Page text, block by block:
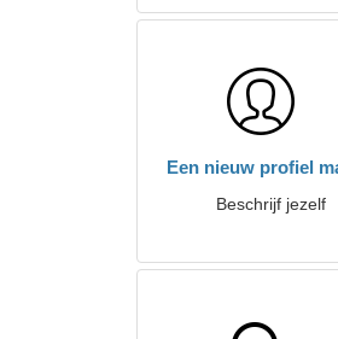
Een nieuw profiel
Beschrijf jezelf